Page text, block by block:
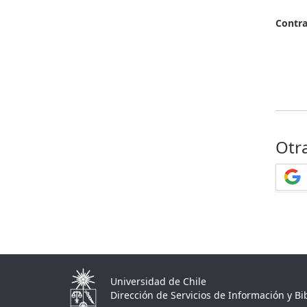
Universidad de Chile
Dirección de Servicios de Información y